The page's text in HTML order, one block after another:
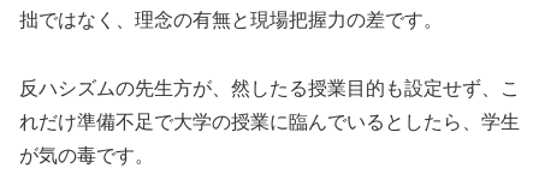
拙ではなく、理念の有無と現場把握力の差です。
反ハシズムの先生方が、然したる授業目的も設定せず、こ
れだけ準備不足で大学の授業に臨んでいるとしたら、学生
が気の毒です。